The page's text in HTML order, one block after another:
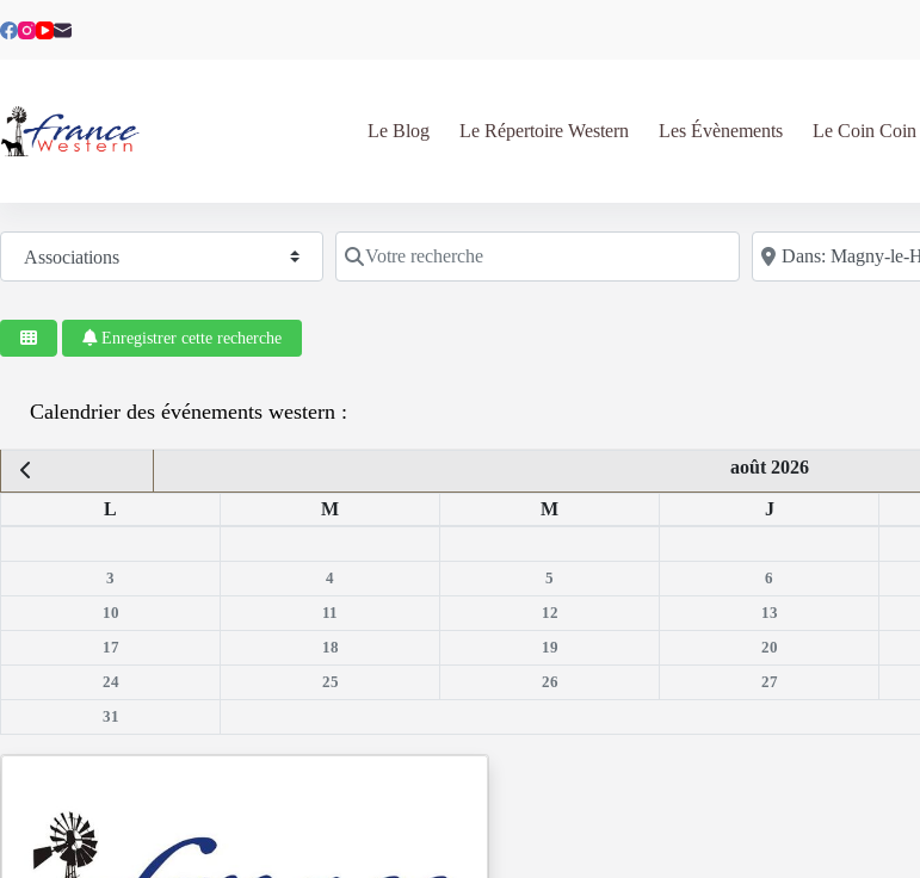
au
Le Blog Le Répertoire Western Les Évènements Le Coin Coin
Sélectionnez le type de recherche Votre recherche Code postal/région/ville
Enregistrer cette recherche
Calendrier des événements western :
août 2026
L M M J
3
4 5 6
10
11 12 13
17
18 19 20
24
25 26 27
31